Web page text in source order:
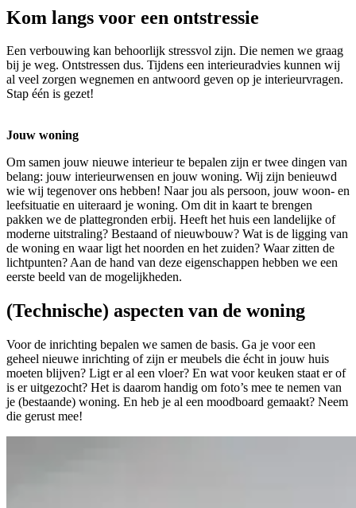
Kom langs voor een ontstressie
Een verbouwing kan behoorlijk stressvol zijn. Die nemen we graag
bij je weg. Ontstressen dus. Tijdens een interieuradvies kunnen wij
al veel zorgen wegnemen en antwoord geven op je interieurvragen.
Stap één is gezet!
Jouw woning
Om samen jouw nieuwe interieur te bepalen zijn er twee dingen van
belang: jouw interieurwensen en jouw woning. Wij zijn benieuwd
wie wij tegenover ons hebben! Naar jou als persoon, jouw woon- en
leefsituatie en uiteraard je woning. Om dit in kaart te brengen
pakken we de plattegronden erbij. Heeft het huis een landelijke of
moderne uitstraling? Bestaand of nieuwbouw? Wat is de ligging van
de woning en waar ligt het noorden en het zuiden? Waar zitten de
lichtpunten? Aan de hand van deze eigenschappen hebben we een
eerste beeld van de mogelijkheden.
(Technische) aspecten van de woning
Voor de inrichting bepalen we samen de basis. Ga je voor een
geheel nieuwe inrichting of zijn er meubels die écht in jouw huis
moeten blijven? Ligt er al een vloer? En wat voor keuken staat er of
is er uitgezocht? Het is daarom handig om foto’s mee te nemen van
je (bestaande) woning. En heb je al een moodboard gemaakt? Neem
die gerust mee!